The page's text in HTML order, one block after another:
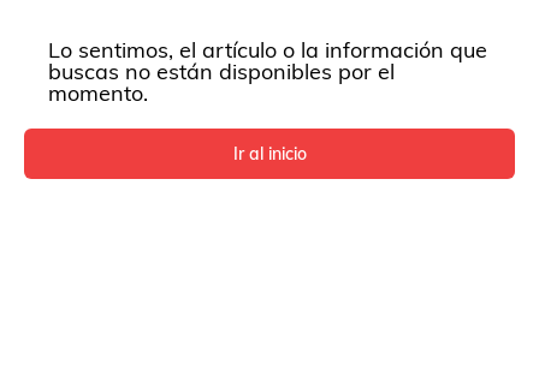
Lo sentimos, el artículo o la información que
buscas no están disponibles por el
momento.
Ir al inicio